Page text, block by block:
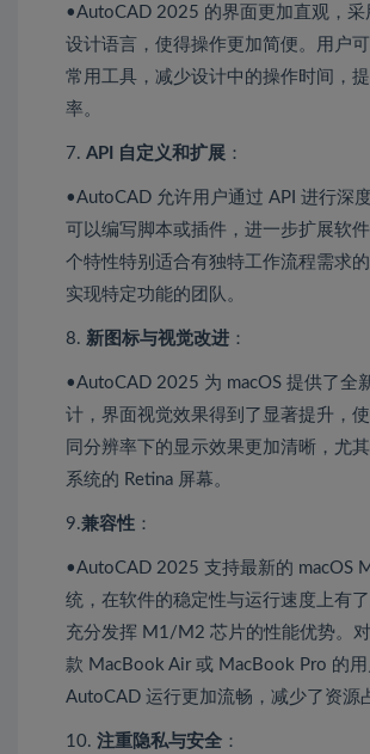
•AutoCAD 2025 的界面更加直观，采
设计语言，使得操作更加简便。用户
常用工具，减少设计中的操作时间，
率。
7. API 自定义和扩展 ：
•AutoCAD 允许用户通过 API 进行深
可以编写脚本或插件，进一步扩展软
个特性特别适合有独特工作流程需求
实现特定功能的团队。
8. 新图标与视觉改进 ：
•AutoCAD 2025 为 macOS 提供了全
计，界面视觉效果得到了显著提升，
同分辨率下的显示效果更加清晰，尤
系统的 Retina 屏幕。
9.兼容性 ：
•AutoCAD 2025 支持最新的 macOS
统，在软件的稳定性与运行速度上有了
充分发挥 M1/M2 芯片的性能优势。
款 MacBook Air 或 MacBook Pro 的用
AutoCAD 运行更加流畅，减少了资源
10. 注重隐私与安全 ：